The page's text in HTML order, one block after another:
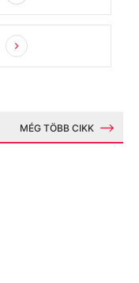
MÉG TÖBB CIKK